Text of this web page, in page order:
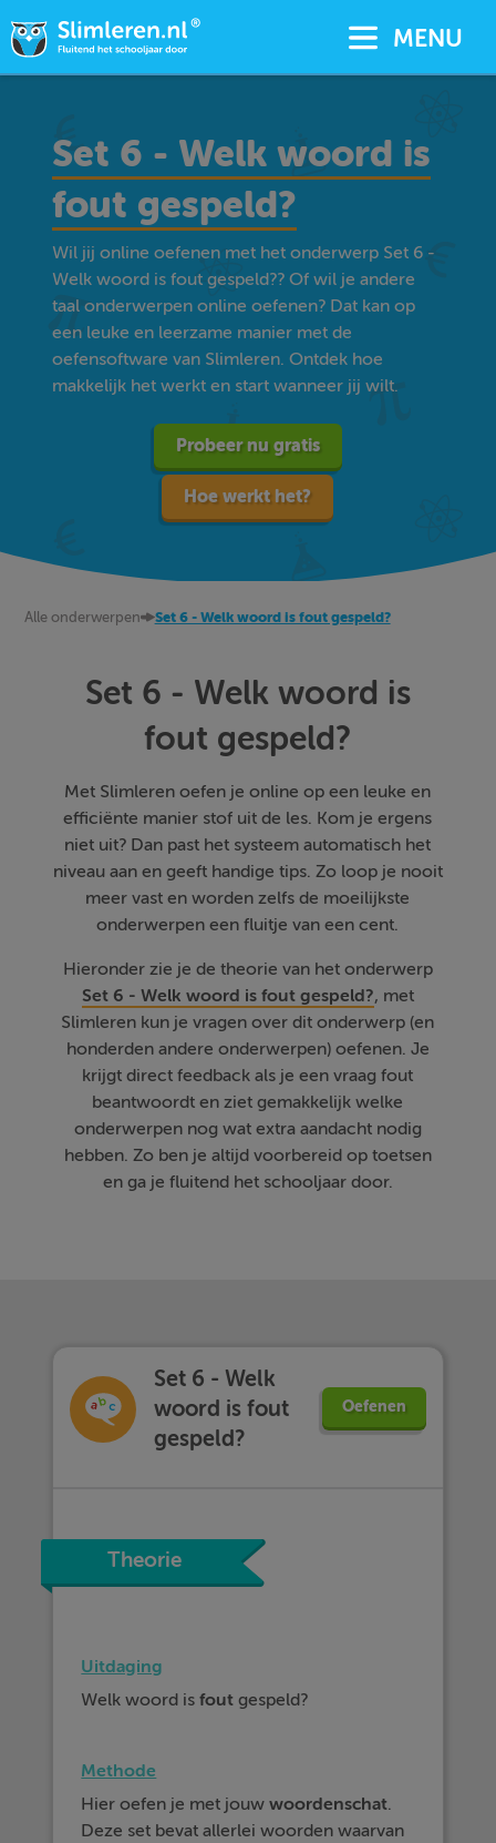
MENU
Set 6 - Welk woord is
fout gespeld?
Wil jij online oefenen met het onderwerp Set 6 -
Welk woord is fout gespeld?? Of wil je andere
taal onderwerpen online oefenen? Dat kan op
een leuke en leerzame manier met de
oefensoftware van Slimleren. Ontdek hoe
makkelijk het werkt en start wanneer jij wilt.
Probeer nu gratis
Hoe werkt het?
Alle onderwerpen Set 6 - Welk woord is fout gespeld?
Set 6 - Welk woord is
fout gespeld?
Met Slimleren oefen je online op een leuke en
efficiënte manier stof uit de les. Kom je ergens
niet uit? Dan past het systeem automatisch het
niveau aan en geeft handige tips. Zo loop je nooit
meer vast en worden zelfs de moeilijkste
onderwerpen een fluitje van een cent.
Hieronder zie je de theorie van het onderwerp
Set 6 - Welk woord is fout gespeld?, met
Slimleren kun je vragen over dit onderwerp (en
honderden andere onderwerpen) oefenen. Je
krijgt direct feedback als je een vraag fout
beantwoordt en ziet gemakkelijk welke
onderwerpen nog wat extra aandacht nodig
hebben. Zo ben je altijd voorbereid op toetsen
en ga je fluitend het schooljaar door.
Set 6 - Welk
woord is fout
gespeld?
Oefenen
Theorie
Uitdaging
Welk woord isfout gespeld?
Methode
Hier oefen je met jouwwoordenschat.
Deze set bevat allerlei woorden waarvan